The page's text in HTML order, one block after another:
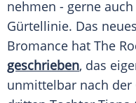
nehmen - gerne
Gürtellinie. Das
Bromance hat The
geschrieben, das
unmittelbar nach